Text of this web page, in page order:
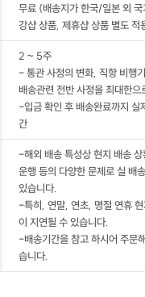
무료 (배송지가 한국/일본 외
강샵 상품, 제휴샵 상품 별도 적
2 ~ 5주
- 통관 사정의 변화, 직항 비행
배송관련 전반 사정을 최대한으
-입금 확인 후 배송완료까지 실
간
-해외 배송 특성상 현지 배송
운행 등의 다양한 문제로 실 배
있습니다.
-특히, 연말, 연초, 명절 연휴
이 지연될 수 있습니다.
-배송기간을 참고 하시어 주문
습니다.